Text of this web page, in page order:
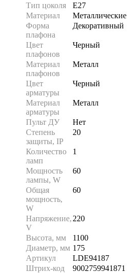
Тип цоколя
E27
Материал
Металлические
Форма
плафона
Декоративный
Цвет
плафонов
Черный
Материал
плафонов
Металл
Цвет
арматуры
Черный
Материал
арматуры
Металл
Пульт ДУ
Нет
Степень
защиты, IP
20
Количество
ламп
1
Мощность
лампы, W
60
Общая
мощность,
W
60
Напряжение,
V
220
Высота, мм
1100
Диаметр, мм 175
Артикул
LDE94187
Штрих-код
9002759941871